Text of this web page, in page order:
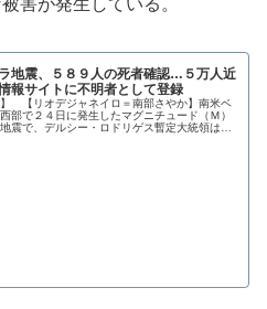
害が発生している。
地震、５８９人の死者確認…５万人近
報サイトに不明者として登録
】 【リオデジャネイロ＝南部さやか】南米ベ
部で２４日に発生したマグニチュード（Ｍ）
震で、デルシー・ロドリゲス暫定大統領は２